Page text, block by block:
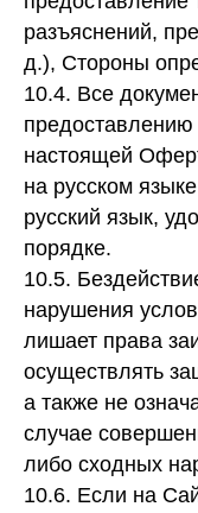
разъяснений,
д.), Стороны
10.4. Все
предоставлению
настоящей
на русском
русский язык,
порядке.
10.5.
нарушения
лишает права
осуществлять
а также не
случае
либо сходных
10.6. Если на